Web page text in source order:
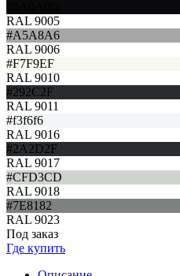
RAL 9005
#A5A8A6
RAL 9006
#F7F9EF
RAL 9010
#292C2F
RAL 9011
#f3f6f6
RAL 9016
#2A2D2F
RAL 9017
#CFD3CD
RAL 9018
#7E8182
RAL 9023
Под заказ
Где купить